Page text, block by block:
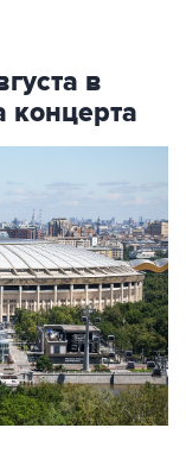
в
концерта